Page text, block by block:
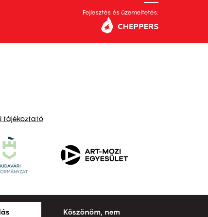
Fejlesztés és üzemeltetés:
tájékoztató
Köszönöm, nem